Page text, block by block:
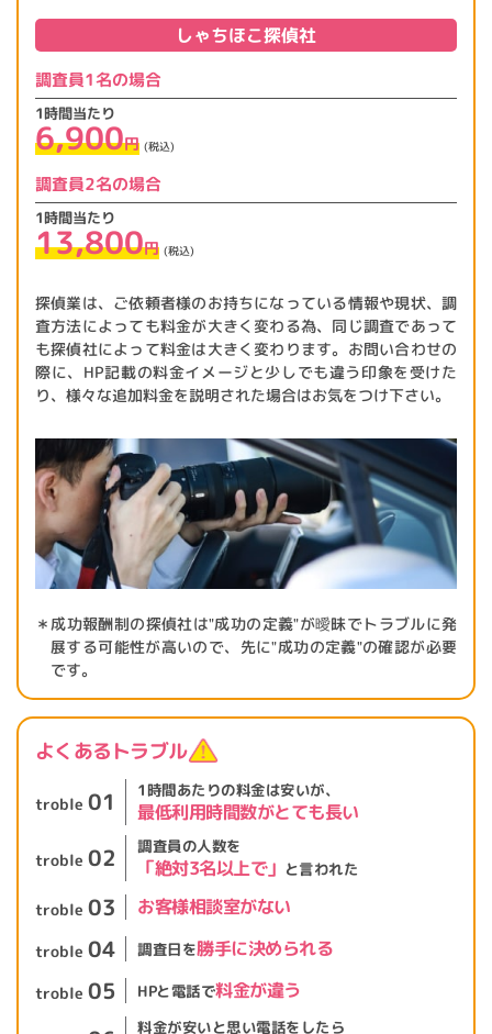
しゃちほこ探偵社
調査員1名の場合
1時間当たり
6,900円 (税込)
調査員2名の場合
1時間当たり
13,800円 (税込)
探偵業は、ご依頼者様のお持ちになっている情報や現状、調
査方法によっても料金が大きく変わる為、同じ調査であって
も探偵社によって料金は大きく変わります。お問い合わせの
際に、HP記載の料金イメージと少しでも違う印象を受けた
り、様々な追加料金を説明された場合はお気をつけ下さい。
＊成功報酬制の探偵社は"成功の定義"が曖昧でトラブルに発
展する可能性が高いので、先に"成功の定義"の確認が必要
です。
よくあるトラブル
troble 01 1時間あたりの料金は安いが、
最低利用時間数がとても長い
troble 02 調査員の人数を
「絶対3名以上で」 と言われた
troble 03 お客様相談室がない
troble 04 調査日を勝手に決められる
troble 05 HPと電話で料金が違う
料金が安いと思い電話をしたら